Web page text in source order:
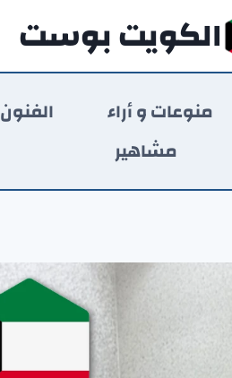
الكويت بوست
منوعات و أراء الفنون
مشاهير